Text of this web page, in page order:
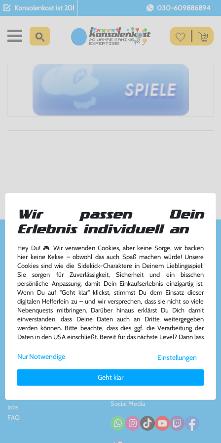
Konsolenkost ist 20! 030-609886894
Kundenservice
Kontakt&Team
AGB
Widerrufsrecht
Impressum
& Datenschutz
Zahlung und Versand
Vertrag widerrufen
Kontakt
Konsolenkost GmbH
Plauener Str. 163-165
13053 Berlin, DE
Tel: +49 30 - 609886894
Mail: info@konsolenkost.de
www.konsolenkost.de
Über das Unternehmen
Partnerprogramm
Jobs
FAQ
Social Media
Wir passen Dein
Erlebnis individuell an
Hey Du! 🎮 Wir verwenden Cookies, aber keine Sorge, wir backen
hier keine Kekse – obwohl das auch Spaß machen würde! Unsere
Cookies sind wie die Sidekick-Charaktere in Deinem Lieblingsspiel:
Sie sorgen für Zuverlässigkeit, Sicherheit und ein bisschen
persönliche Anpassung, damit Dein Einkaufserlebnis einzigartig ist.
Wenn Du auf "Geht klar" klickst, stimmst Du dem Einsatz dieser
digitalen Helferlein zu – und wir versprechen, dass sie nicht so viele
Nebenquests mitbringen. Darüber hinaus erklärst Du Dich damit
einverstanden, dass Deine Daten auch an Dritte weitergegeben
werden können. Bitte beachte, dass dies ggf. die Verarbeitung der
Daten in den USA einschließt. Bereit für das nächste Level? Dann lass
Weitere Informationen zu den von uns verwendeten Cookies und
Deinen Rechten als Nutzer findest Du in unsererDaten­schutz­
Impressum.
Einstellungen
Geht klar
Nur Notwendige